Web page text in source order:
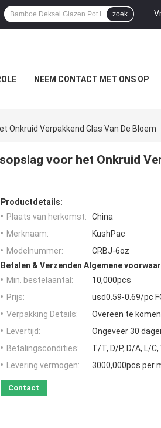
zoek
NEEM CONTACT MET ONS OP
Onkruid Verpakkend Glas Van De Bloem
voor het Onkruid
Productdetails:
Plaats van herkomst:
China
Merknaam:
KushPac
Modelnummer:
CRBJ-6oz
Betalen & Verzenden Algemene
Min. bestelaantal:
10,000pcs
Prijs:
usd0.59-0.69/pc
Verpakking Details:
Overeen te komen
Levertijd:
Ongeveer 30
Betalingscondities:
T/T, D/P, D/A, L/
Levering vermogen:
3000,000pcs per
Contact